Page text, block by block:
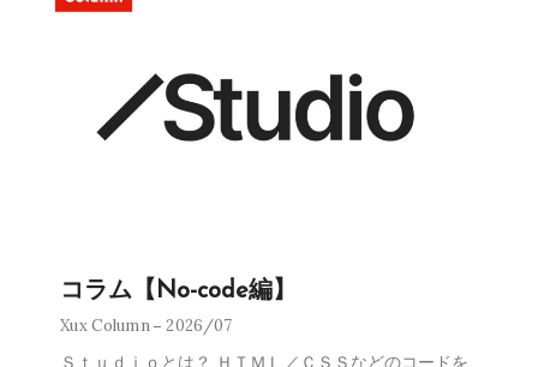
コラム【No-code編】
Xux Column 2026/07
Ｓｔｕｄｉｏとは？ ＨＴＭＬ／ＣＳＳなどのコードを